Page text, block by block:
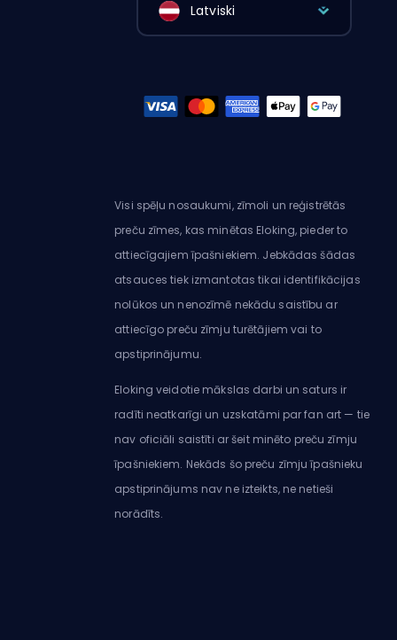
Latviski
Visi spēļu nosaukumi, zīmoli un reģistrētās
preču zīmes, kas minētas Eloking, pieder to
attiecīgajiem īpašniekiem. Jebkādas šādas
atsauces tiek izmantotas tikai identifikācijas
nolūkos un nenozīmē nekādu saistību ar
attiecīgo preču zīmju turētājiem vai to
apstiprinājumu.
Eloking veidotie mākslas darbi un saturs ir
radīti neatkarīgi un uzskatāmi par fan art — tie
nav oficiāli saistīti ar šeit minēto preču zīmju
īpašniekiem. Nekāds šo preču zīmju īpašnieku
apstiprinājums nav ne izteikts, ne netieši
norādīts.